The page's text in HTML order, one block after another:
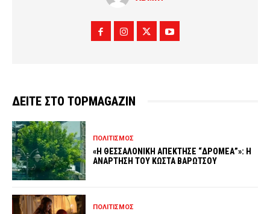
ΔΕΙΤΕ ΣΤΟ TOPMAGAZIN
ΠΟΛΙΤΙΣΜΟΣ
«Η ΘΕΣΣΑΛΟΝΙΚΗ ΑΠΕΚΤΗΣΕ “ΔΡΟΜΕΑ”»: Η
ΑΝΑΡΤΗΣΗ ΤΟΥ ΚΩΣΤΑ ΒΑΡΩΤΣΟΥ
ΠΟΛΙΤΙΣΜΟΣ